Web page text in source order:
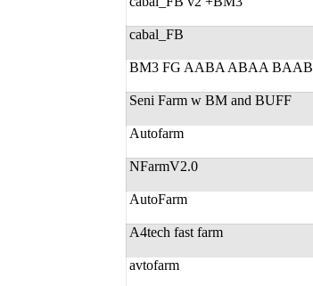
cabal_FB
BM3 FG AABA ABAA BAAB
Seni Farm w BM and BUFF
Autofarm
NFarmV2.0
AutoFarm
A4tech fast farm
avtofarm